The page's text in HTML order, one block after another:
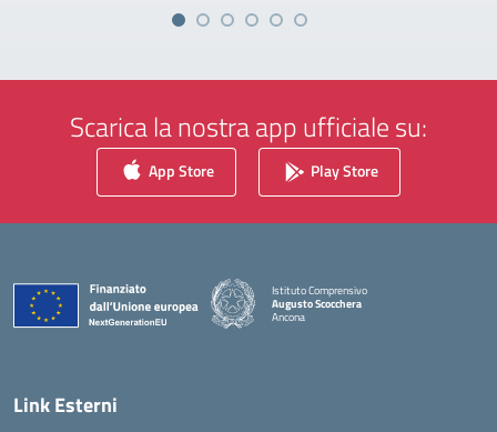
Scarica la nostra app ufficiale su:
App Store Play Store
Istituto Comprensivo
Augusto Scocchera
Ancona
Link Esterni